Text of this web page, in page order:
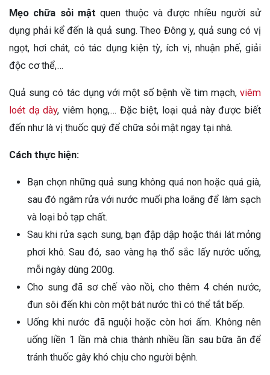
Mẹo chữa sỏi mật quen thuộc và được nhiều người sử
dụng phải kể đến là quả sung. Theo Đông y, quả sung có vị
ngọt, hơi chát, có tác dụng kiện tỳ, ích vị, nhuận phế, giải
độc cơ thể,…
Quả sung có tác dụng với một số bệnh về tim mạch, viêm
loét dạ dày, viêm họng,… Đặc biệt, loại quả này được biết
đến như là vị thuốc quý để chữa sỏi mật ngay tại nhà.
Cách thực hiện:
Bạn chọn những quả sung không quá non hoặc quá già,
sau đó ngâm rửa với nước muối pha loãng để làm sạch
và loại bỏ tạp chất.
Sau khi rửa sạch sung, bạn đập dập hoặc thái lát mỏng
phơi khô. Sau đó, sao vàng hạ thổ sắc lấy nước uống,
mỗi ngày dùng 200g.
Cho sung đã sơ chế vào nồi, cho thêm 4 chén nước,
đun sôi đến khi còn một bát nước thì có thể tắt bếp.
Uống khi nước đã nguội hoặc còn hơi ấm. Không nên
uống liền 1 lần mà chia thành nhiều lần sau bữa ăn để
tránh thuốc gây khó chịu cho người bệnh.